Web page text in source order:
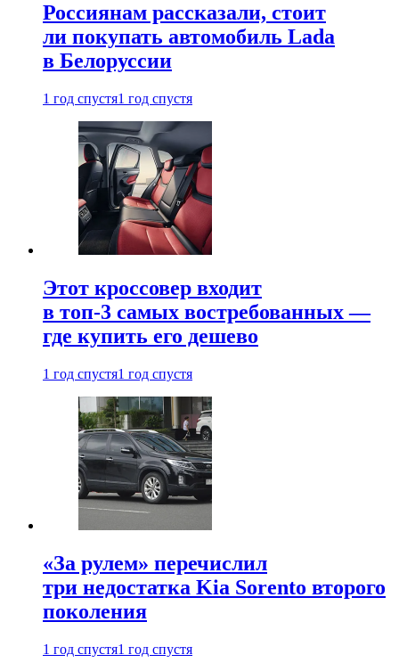
Россиянам рассказали, стоит
ли покупать автомобиль Lada
в Белоруссии
1 год спустя1 год спустя
Этот кроссовер входит
в топ-3 самых востребованных —
где купить его дешево
1 год спустя1 год спустя
«За рулем» перечислил
три недостатка Kia Sorento второго
поколения
1 год спустя1 год спустя